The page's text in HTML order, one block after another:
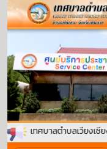
ข้าสู่ เทศบาลตำบลเวียงเชีย